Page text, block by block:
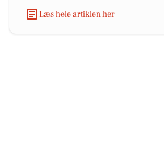
Læs hele artiklen her